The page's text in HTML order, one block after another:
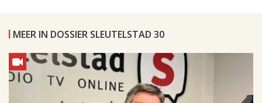
MEER IN DOSSIER SLEUTELSTAD 30